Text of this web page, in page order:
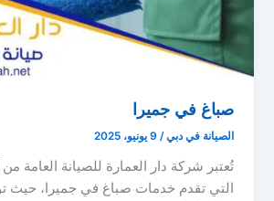
صباغ في جميرا
الصيانة في دبي/ 9 يونيو، 2025
تُعتبر شركة دار العمارة للصيانة العامة
التي تقدم خدمات صباغ في جميرا، حيث